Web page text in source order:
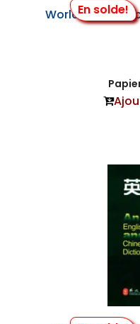
En solde!
World Heritage